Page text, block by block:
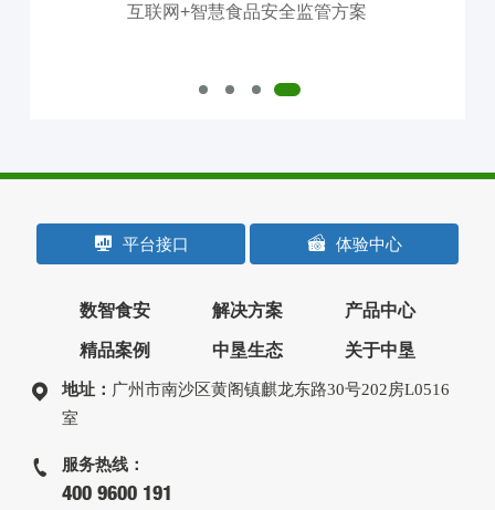
互联网+智慧食品安全监管方案
平台接口 体验中心
数智食安 解决方案 产品中心
精品案例 中垦生态 关于中垦
地址： 广州市南沙区黄阁镇麒龙东路30号202房L0516
室
服务热线：
400 9600 191